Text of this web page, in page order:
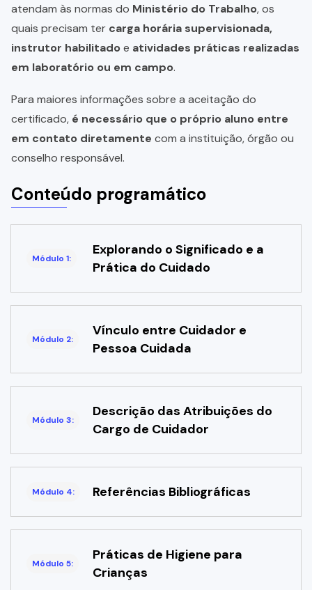
atendam às normas do Ministério do Trabalho, os
quais precisam ter carga horária supervisionada,
instrutor habilitadoe atividades práticas realizadas
em laboratório ou em campo.
Para maiores informações sobre a aceitação do
certificado, é necessário que o próprio aluno entre
em contato diretamente com a instituição, órgão ou
conselho responsável.
Conteúdo programático
Módulo 1:
Explorando o Significado e a
Prática do Cuidado
Módulo 2:
Vínculo entre Cuidador e
Pessoa Cuidada
Módulo 3:
Descrição das Atribuições do
Cargo de Cuidador
Módulo 4: Referências Bibliográficas
Módulo 5:
Práticas de Higiene para
Crianças